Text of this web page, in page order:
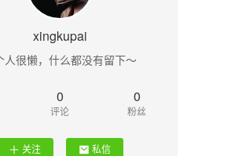
xingkupai
人很懒，什么都没有留下～
0
评论
0
粉丝
关注 私信